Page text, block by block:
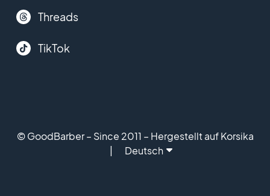
Threads
TikTok
© GoodBarber – Since 2011 – Hergestellt auf Korsika
Deutsch